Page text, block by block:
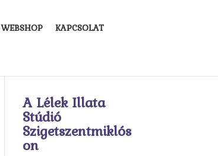
WEBSHOP KAPCSOLAT
A Lélek Illata
Stúdió
Szigetszentmiklós
on